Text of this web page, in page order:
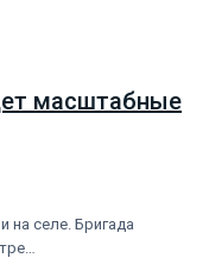
масштабные
на селе. Бригада